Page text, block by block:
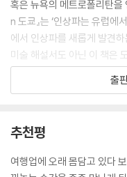
즉 ‘자포니즘’의 영향을 받
툴루즈 로트레크는 인상파,
즘과 연관성이 깊은 인물들
1940) 등 나비파 화가들이
과 관련이 있다. 프랑스를 중
있지만, 빈 모더니즘의 기
---p.70~71
고흐가 그린 〈페르 탕기의 초
혹은 뉴욕의 메트로폴리탄을
n 도쿄』는 ‘인상파는 유럽에
에서 인상파를 새롭게 발견
미술 해설서도 아닌 이 책은
다. 국립서양미술관, 아티존
미술관에는 마네, 모네, 르
의미를 갖는지를 하나의 흐름
오랜 시간 미술 강의와 예술
출
추천평
여행업에 오래 몸담고 있다